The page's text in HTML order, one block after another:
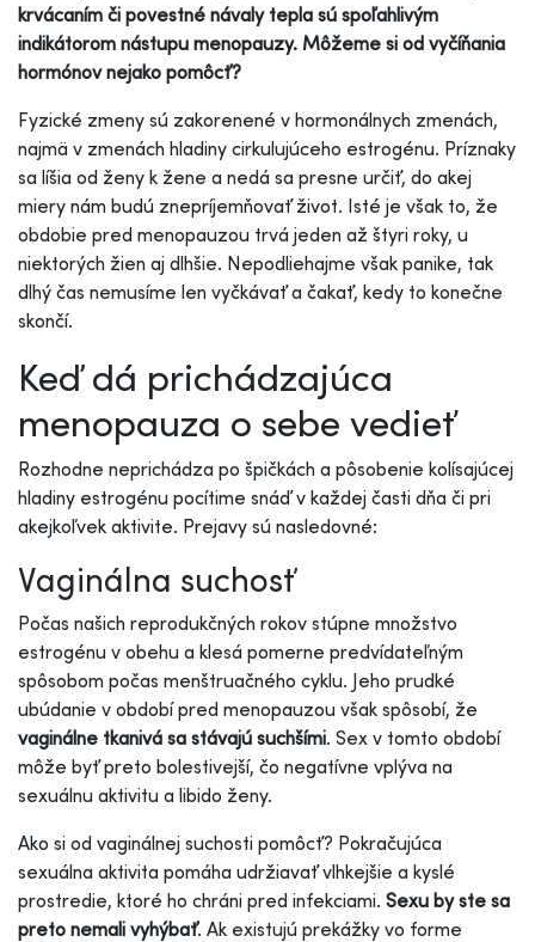
krvácaním či povestné návaly tepla sú spoľahlivým
indikátorom nástupu menopauzy. Môžeme si od vyčíňania
hormónov nejako pomôcť?
Fyzické zmeny sú zakorenené v hormonálnych zmenách,
najmä v zmenách hladiny cirkulujúceho estrogénu. Príznaky
sa líšia od ženy k žene a nedá sa presne určiť, do akej
miery nám budú znepríjemňovať život. Isté je však to, že
obdobie pred menopauzou trvá jeden až štyri roky, u
niektorých žien aj dlhšie. Nepodliehajme však panike, tak
dlhý čas nemusíme len vyčkávať a čakať, kedy to konečne
skončí.
Keď dá prichádzajúca
menopauza o sebe vedieť
Rozhodne neprichádza po špičkách a pôsobenie kolísajúcej
hladiny estrogénu pocítime snáď v každej časti dňa či pri
akejkoľvek aktivite. Prejavy sú nasledovné:
Vaginálna suchosť
Počas našich reprodukčných rokov stúpne množstvo
estrogénu v obehu a klesá pomerne predvídateľným
spôsobom počas menštruačného cyklu. Jeho prudké
ubúdanie v období pred menopauzou však spôsobí, že
vaginálne tkanivá sa stávajú suchšími. Sex v tomto období
môže byť preto bolestivejší, čo negatívne vplýva na
sexuálnu aktivitu a libido ženy.
Ako si od vaginálnej suchosti pomôcť? Pokračujúca
sexuálna aktivita pomáha udržiavať vlhkejšie a kyslé
prostredie, ktoré ho chráni pred infekciami. Sexu by ste sa
preto nemali vyhýbať. Ak existujú prekážky vo forme